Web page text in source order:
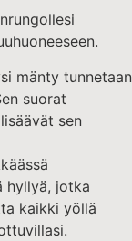
mänty tunnetaan
suorat
sen
hyllyä, jotka
kaikki yöllä